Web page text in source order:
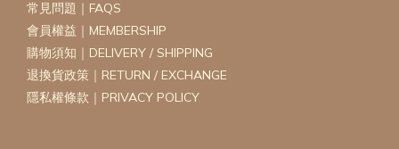
常見問題｜FAQS
會員權益｜MEMBERSHIP
購物須知｜DELIVERY / SHIPPING
退換貨政策｜RETURN / EXCHANGE
隱私權條款｜PRIVACY POLICY